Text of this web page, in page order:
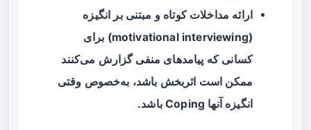
ارائه مداخلات کوتاه و مبتنی بر انگیزه
(motivational interviewing) برای
کسانی که پیامدهای منفی گزارش می‌کنند
ممکن است اثربخش باشد، به‌خصوص وقتی
انگیزه آنها Coping باشد.